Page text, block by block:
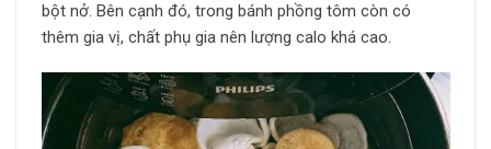
bột nở. Bên cạnh đó, trong bánh phồng tôm còn có
thêm gia vị, chất phụ gia nên lượng calo khá cao.